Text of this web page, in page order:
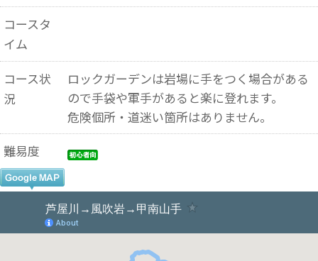
コースタ
イム
コース状
況
ロックガーデンは岩場に手をつく場合がある
ので手袋や軍手があると楽に登れます。
危険個所・道迷い箇所はありません。
難易度